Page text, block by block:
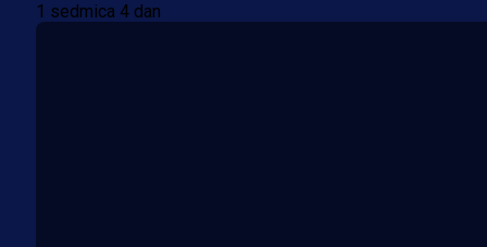
1 sedmica 4 dan